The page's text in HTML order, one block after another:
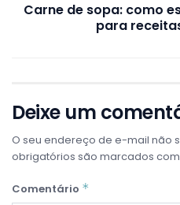
Carne de sopa: como
para
Deixe um
O seu endereço de e-mail não
obrigatórios são marcados com
Comentário *